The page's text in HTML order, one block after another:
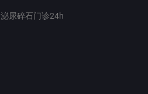
泌尿碎石门诊24h